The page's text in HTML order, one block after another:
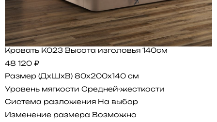
Кровать K023 Высота изголовья 140см
48 120 ₽
Размер (ДхШхВ) 80x200x140 см
Уровень мягкости Средней-жесткости
Система разложения На выбор
Изменение размера Возможно